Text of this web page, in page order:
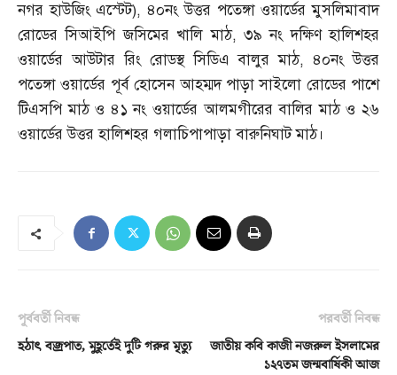
নগর হাউজিং এস্টেট),৪০নং উত্তর পতেঙ্গা ওয়ার্ডের মুসলিমাবাদ
রোডের সিআইপি জসিমের খালি মাঠ, ৩৯ নং দক্ষিণ হালিশহর
ওয়ার্ডের আউটার রিং রোডস্থ সিডিএ বালুর মাঠ,৪০নং উত্তর
পতেঙ্গা ওয়ার্ডের পূর্ব হোসেন আহম্মদ পাড়া সাইলো রোডের পাশে
টিএসপি মাঠ ও ৪১ নং ওয়ার্ডের আলমগীরের বালির মাঠ ও ২৬
ওয়ার্ডের উত্তর হালিশহর গলাচিপাপাড়া বারুনিঘাট মাঠ।
পূর্ববর্তী নিবন্ধ
হঠাৎ বজ্রপাত, মুহূর্তেই দুটি গরুর মৃত্যু
পরবর্তী নিবন্ধ
জাতীয় কবি কাজী নজরুল ইসলামের
১২৭তম জন্মবার্ষিকী আজ